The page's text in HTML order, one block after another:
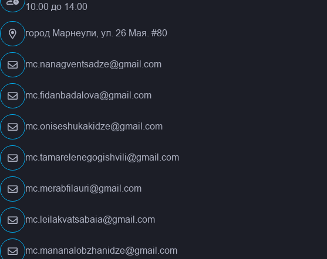
10:00 до 14:00
город Марнеули, ул. 26 Мая. #80
mc.nanagventsadze@gmail.com
mc.fidanbadalova@gmail.com
mc.oniseshukakidze@gmail.com
mc.tamarelenegogishvili@gmail.com
mc.merabfilauri@gmail.com
mc.leilakvatsabaia@gmail.com
mc.mananalobzhanidze@gmail.com